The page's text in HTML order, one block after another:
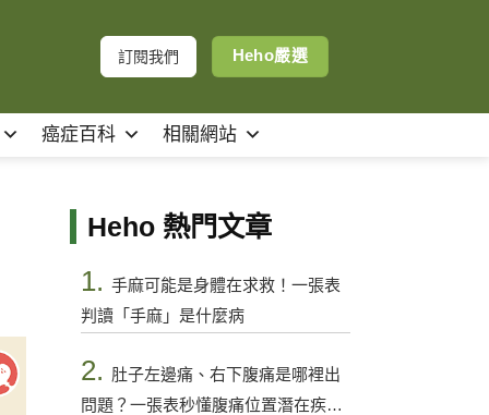
訂閱我們 Heho嚴選
癌症百科 相關網站
Heho 熱門文章
1. 手麻可能是身體在求救！一張表
判讀「手麻」是什麼病
2. 肚子左邊痛、右下腹痛是哪裡出
問題？一張表秒懂腹痛位置潛在疾病